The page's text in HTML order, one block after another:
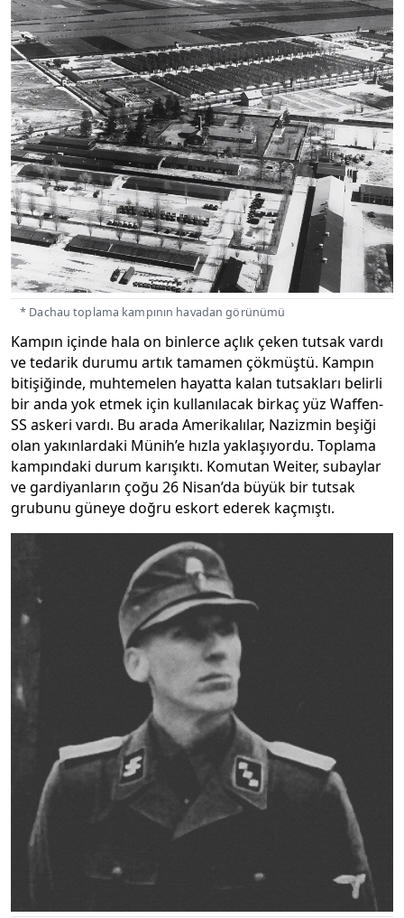
* Dachau toplama kampının havadan görünümü
Kampın içinde hala on binlerce açlık çeken tutsak vardı
ve tedarik durumu artık tamamen çökmüştü. Kampın
bitişiğinde, muhtemelen hayatta kalan tutsakları belirli
bir anda yok etmek için kullanılacak birkaç yüz Waffen-
SS askeri vardı. Bu arada Amerikalılar, Nazizmin beşiği
olan yakınlardaki Münih’e hızla yaklaşıyordu. Toplama
kampındaki durum karışıktı. Komutan Weiter, subaylar
ve gardiyanların çoğu 26 Nisan’da büyük bir tutsak
grubunu güneye doğru eskort ederek kaçmıştı.